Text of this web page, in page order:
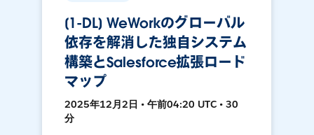
[1-DL] WeWorkのグローバル
依存を解消した独自システム
構築とSalesforce拡張ロード
マップ
2025年12月2日 • 午前04:20 UTC • 30
分